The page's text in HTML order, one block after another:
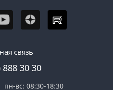
связь
888 30 30
пн-вс: 08:30-18:30